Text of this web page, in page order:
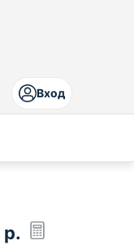
Вход
р.